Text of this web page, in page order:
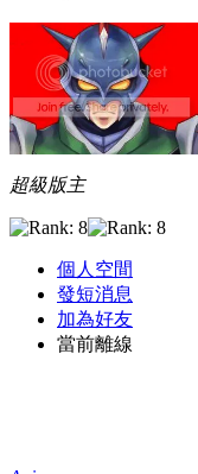
超級版主
個人空間
發短消息
加為好友
當前離線